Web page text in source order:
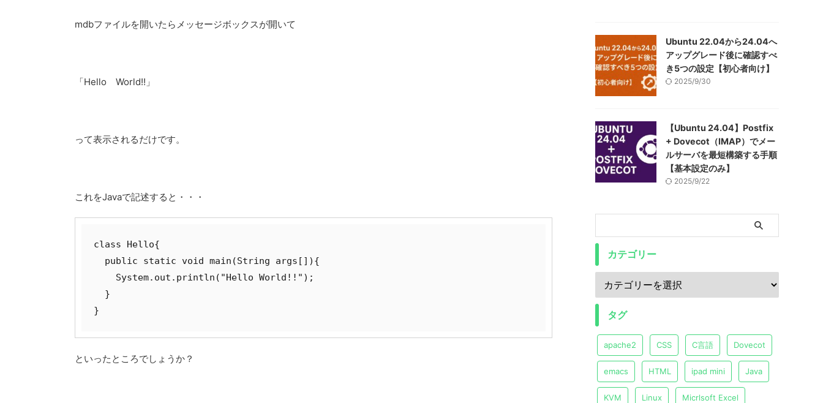
mdbファイルを開いたらメッセージボックスが開いて
「Hello World!!」
って表示されるだけです。
これをJavaで記述すると・・・
class Hello{
  public static void main(String args[]){
    System.out.println("Hello World!!");
  }
}
といったところでしょうか？
Ubuntu 22.04から24.04へ
アップグレード後に確認すべ
き5つの設定【初心者向け】
2025/9/30
【Ubuntu 24.04】Postfix
+ Dovecot（IMAP）でメー
ルサーバを最短構築する手順
【基本設定のみ】
2025/9/22
カテゴリー
タグ
apache2 CSS C言語 Dovecot
emacs HTML ipad mini Java
KVM Linux Micrlsoft Excel